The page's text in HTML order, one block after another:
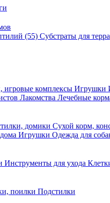
(55) Субстраты для
игровые комплексы Игрушки
Лакомства Лечебные
домики Сухой корм,
Игрушки Одежда для
Инструменты для ухода
поилки Подстилки